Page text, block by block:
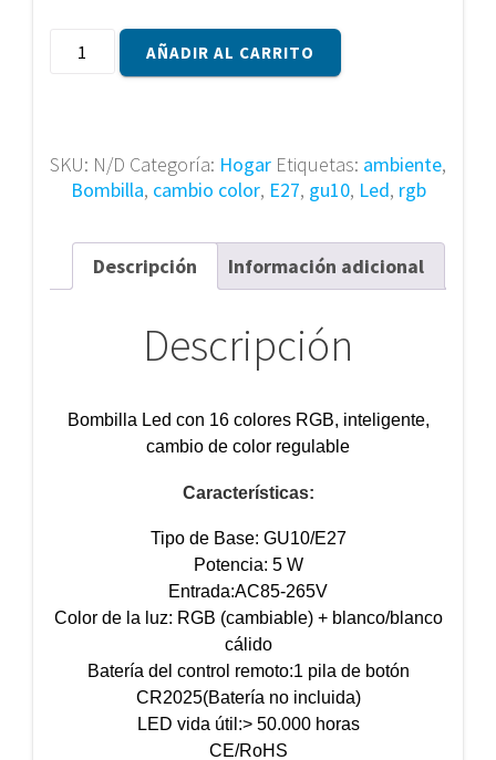
Bombilla
Led
RGB,
con
distancia
cantidad
AÑADIR AL CARRITO
SKU: N/D Categoría: Hogar Etiquetas: ambiente,
Bombilla, cambio color, E27, gu10, Led, rgb
Descripción Información adicional
Descripción
Bombilla Led con 16 colores RGB, inteligente,
cambio de color regulable
Características:
Tipo de Base: GU10/E27
Potencia: 5 W
Entrada:AC85-265V
Color de la luz: RGB (cambiable) + blanco/blanco
cálido
Batería del control remoto:1 pila de botón
CR2025(Batería no incluida)
LED vida útil:> 50.000 horas
CE/RoHS